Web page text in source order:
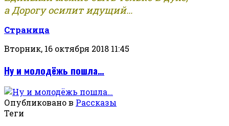
а Дорогу осилит идущий...
Страница
Вторник, 16 октября 2018 11:45
Ну и молодёжь пошла…
Опубликовано в Рассказы
Теги